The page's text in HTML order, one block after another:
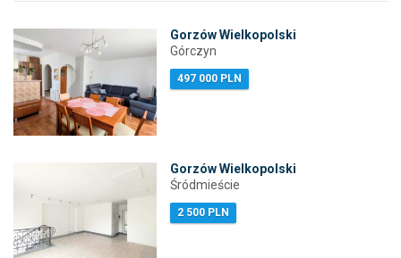
Gorzów Wielkopolski
Górczyn
497 000 PLN
Gorzów Wielkopolski
Śródmieście
2 500 PLN